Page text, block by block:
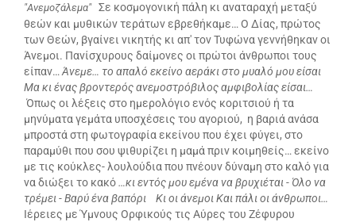
"Ανεμοζάλεμα"Σε κοσμογονική πάλη κι αναταραχή μεταξύ
θεών και μυθικών τεράτων εβρεθήκαμε… Ο Δίας, πρώτος
των Θεών, βγαίνει νικητής κι απ' τον Τυφώνα γεννήθηκαν οι
Άνεμοι. Πανίσχυρους δαίμονες οι πρώτοι άνθρωποι τους
είπαν…Άνεμε… το απαλό εκείνο αεράκι στο μυαλό μου είσαι
Μα κι ένας βροντερός ανεμοστρόβιλος αμφιβολίας είσαι…
Όπως οι λέξεις στο ημερολόγιο ενός κοριτσιού ή τα
μηνύματα γεμάτα υποσχέσεις του αγοριού, η βαριά ανάσα
μπροστά στη φωτογραφία εκείνου που έχει φύγει, στο
παραμύθι που σου ψιθυρίζει η μαμά πριν κοιμηθείς… εκείνο
με τις κούκλες- λουλούδια που πνέουν δύναμη στο καλό για
να διώξει το κακό…κι εντός μου εμένα να βρυχιέται- Όλο να
τρέμει -Βαρύ ένα βαπόρι Κι οι άνεμοιΚαι πάλι οι άνθρωποι…
Ιέρειες με Ύμνους Ορφικούς τις Αύρες του Ζέφυρου